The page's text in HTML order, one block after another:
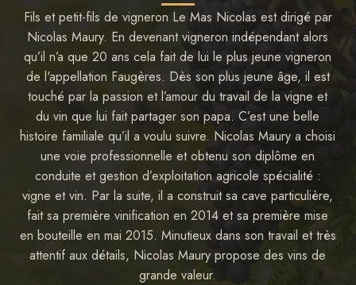
Fils et petit-fils de vigneron Le Mas Nicolas est dirigé par
Nicolas Maury. En devenant vigneron indépendant alors
qu’il n’a que 20 ans cela fait de lui le plus jeune vigneron
de l'appellation Faugères. Dès son plus jeune âge, il est
touché par la passion et l’amour du travail de la vigne et
du vin que lui fait partager son papa. C’est une belle
histoire familiale qu’il a voulu suivre. Nicolas Maury a choisi
une voie professionnelle et obtenu son diplôme en
conduite et gestion d’exploitation agricole spécialité :
vigne et vin. Par la suite, il a construit sa cave particulière,
fait sa première vinification en 2014 et sa première mise
en bouteille en mai 2015. Minutieux dans son travail et très
attentif aux détails, Nicolas Maury propose des vins de
grande valeur.